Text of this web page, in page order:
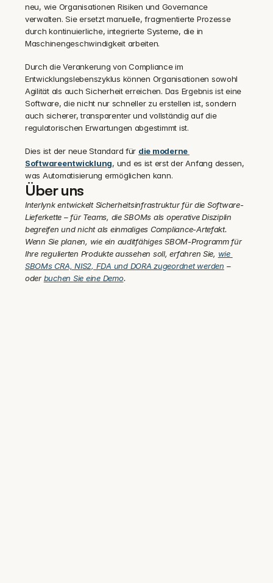
neu, wie Organisationen Risiken und Governance
verwalten. Sie ersetzt manuelle, fragmentierte Prozesse
durch kontinuierliche, integrierte Systeme, die in
Maschinengeschwindigkeit arbeiten.
Durch die Verankerung von Compliance im
Entwicklungslebenszyklus können Organisationen sowohl
Agilität als auch Sicherheit erreichen. Das Ergebnis ist eine
Software, die nicht nur schneller zu erstellen ist, sondern
auch sicherer, transparenter und vollständig auf die
regulatorischen Erwartungen abgestimmt ist.
Dies ist der neue Standard für die moderne
Softwareentwicklung, und es ist erst der Anfang dessen,
was Automatisierung ermöglichen kann.
Über uns
Interlynk entwickelt Sicherheitsinfrastruktur für die Software-
Lieferkette – für Teams, die SBOMs als operative Disziplin
begreifen und nicht als einmaliges Compliance-Artefakt.
Wenn Sie planen, wie ein auditfähiges SBOM-Programm für
Ihre regulierten Produkte aussehen soll, erfahren Sie, wie
SBOMs CRA, NIS2, FDA und DORA zugeordnet werden –
oder buchen Sie eine Demo.